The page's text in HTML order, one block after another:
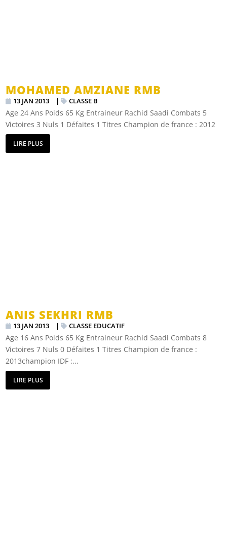
MOHAMED AMZIANE RMB
13 JAN 2013 | CLASSE B
Age 24 Ans Poids 65 Kg Entraineur Rachid Saadi Combats 5
Victoires 3 Nuls 1 Défaites 1 Titres Champion de france : 2012
LIRE PLUS
ANIS SEKHRI RMB
13 JAN 2013 | CLASSE EDUCATIF
Age 16 Ans Poids 65 Kg Entraineur Rachid Saadi Combats 8
Victoires 7 Nuls 0 Défaites 1 Titres Champion de france :
2013champion IDF :...
LIRE PLUS